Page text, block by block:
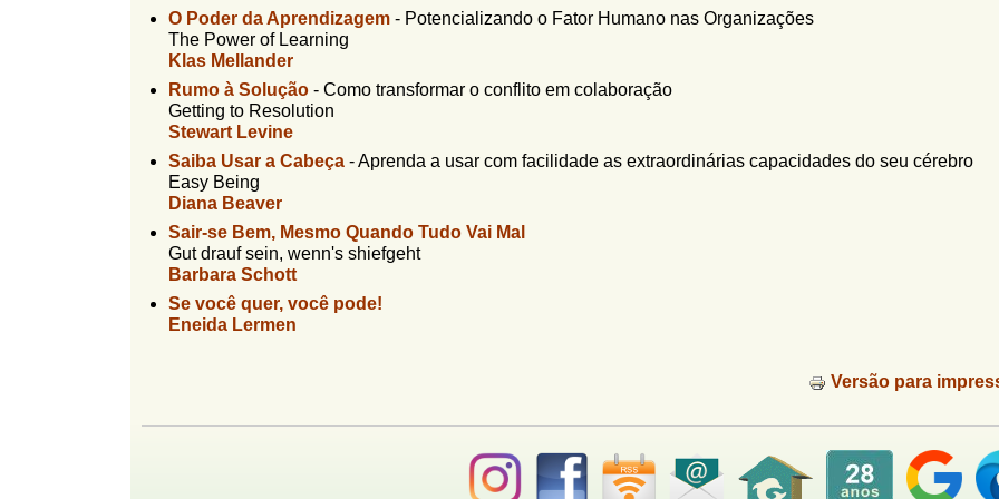
O Poder da Aprendizagem - Potencializando o Fator Humano nas Organizações
The Power of Learning
Klas Mellander
Rumo à Solução - Como transformar o conflito em colaboração
Getting to Resolution
Stewart Levine
Saiba Usar a Cabeça -Aprenda a usar com facilidade as extraordinárias capacidades do seu cérebro
Easy Being
Diana Beaver
Sair-se Bem, Mesmo Quando Tudo Vai Mal
Gut drauf sein, wenn's shiefgeht
Barbara Schott
Se você quer, você pode!
Eneida Lermen
Versão para